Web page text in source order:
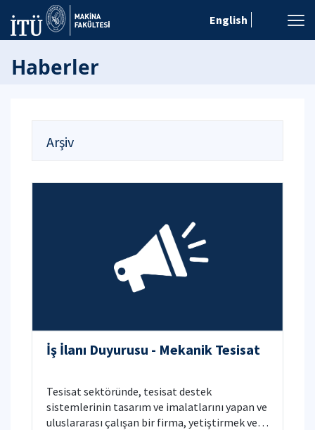
English
Haberler
Arşiv
İş İlanı Duyurusu - Mekanik Tesisat
Tesisat sektöründe, tesisat destek
sistemlerinin tasarım ve imalatlarını yapan ve
uluslararası çalışan bir firma, yetiştirmek ve